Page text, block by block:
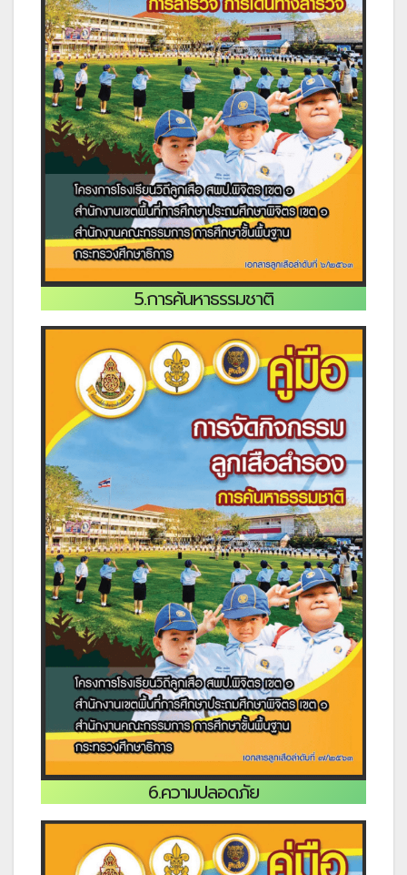
5.การค้นหาธรรมชาติ
6.ความปลอดภัย